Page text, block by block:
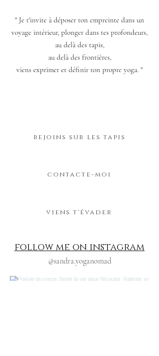
" Je t'invite à déposer ton empreinte dans un
voyage intérieur, plonger dans tes profondeurs,
au delà des tapis,
au delà des frontières,
viens exprimer et définir ton propre yoga. "
rejoins sur les tapis
contacte-moi
viens t'évader
follow me on instagram
@sandra.yoganomad